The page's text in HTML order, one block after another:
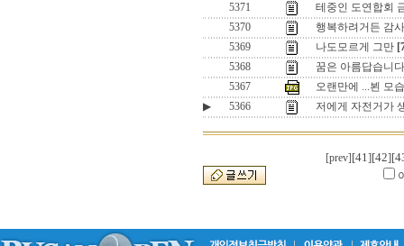
5371
테중인 도연합회
5370
행복하려거든 감
5369
나도모르게 그만
5368
꿈은 아름답습니
5367
오랜만에 ...뵌 모습
▶
5366 저에게 자전거가
[prev] [41][42]